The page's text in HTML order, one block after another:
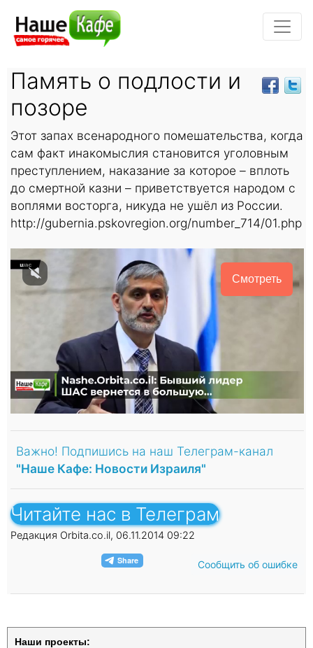
Память о подлости и
позоре
Этот запах всенародного помешательства, когда
сам факт инакомыслия становится уголовным
преступлением, наказание за которое – вплоть
до смертной казни – приветствуется народом с
воплями восторга, никуда не ушёл из России.
http://gubernia.pskovregion.org/number_714/01.php
Смотреть
Важно! Подпишись на наш Телеграм-канал
"Наше Кафе: Новости Израиля"
Читайте нас в Телеграм
Редакция Orbita.co.il, 06.11.2014 09:22
Сообщить об ошибке
Наши проекты: